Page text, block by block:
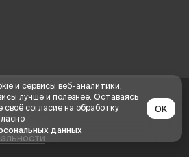
и сервисы веб-аналитики,
лучше и полезнее. Оставаясь
согласие на обработку
данных
OK